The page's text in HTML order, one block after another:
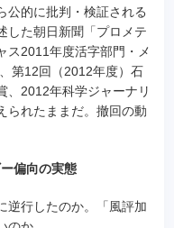
公的に批判・検証される
した朝日新聞「プロメテ
ス2011年度活字部門・メ
第12回（2012年度）石
、2012年科学ジャーナリ
られたままだ。撤回の動
偏向の実態
行したのか。「風評加